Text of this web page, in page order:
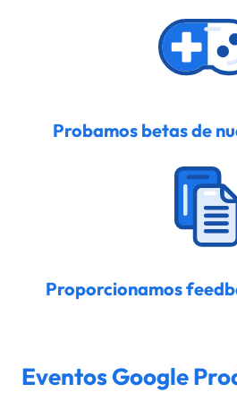
Probamos betas de
Proporcionamos
Eventos Google